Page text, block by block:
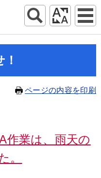
ページの内容を印刷
作業は、雨天の
。